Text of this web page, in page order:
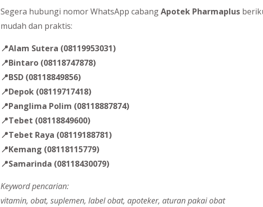
Segera hubungi nomor WhatsApp cabangApotek Pharmaplus
mudah dan praktis:
📍Alam Sutera (08119953031)
📍Bintaro (08118747878)
📍BSD (08118849856)
📍Depok (08119717418)
📍Panglima Polim (08118887874)
📍Tebet (08118849600)
📍Tebet Raya (08119188781)
📍Kemang (08118115779)
📍Samarinda (08118430079)
Keyword pencarian:
vitamin, obat, suplemen, label obat, apoteker, aturan pakai obat